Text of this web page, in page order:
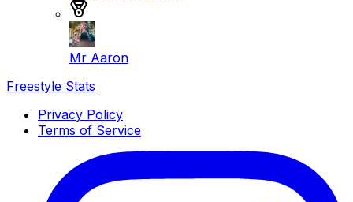
Mr Aaron
Freestyle Stats
Privacy Policy
Terms of Service